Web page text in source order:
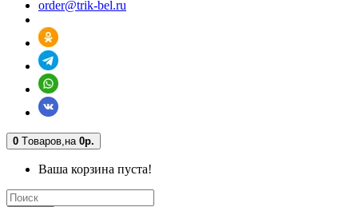
order@trik-bel.ru
0 Tоваров,на 0р.
Ваша корзина пуста!